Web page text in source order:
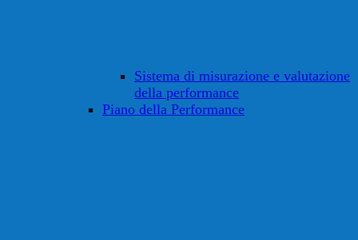
Sistema di misurazione e valutazione
della performance
Piano della Performance